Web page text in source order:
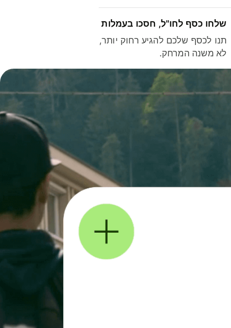
שלחו כסף לחו"ל, חסכו בעמלות
תנו לכסף שלכם להגיע רחוק יותר,
לא משנה המרחק.